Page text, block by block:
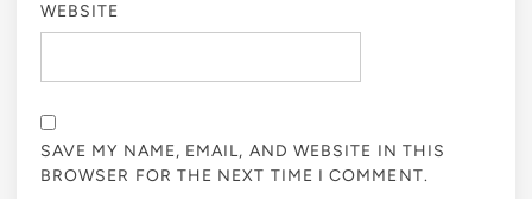
WEBSITE
SAVE MY NAME, EMAIL, AND WEBSITE IN THIS
BROWSER FOR THE NEXT TIME I COMMENT.